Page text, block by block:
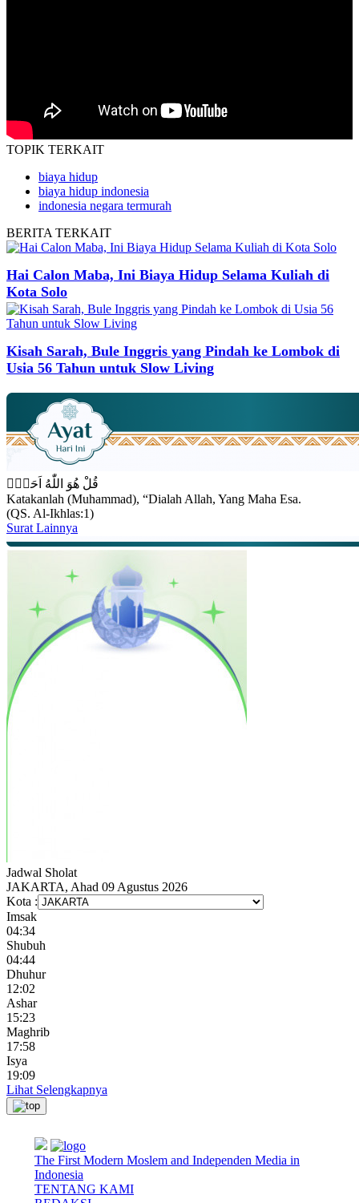
TOPIK TERKAIT
biaya hidup
biaya hidup indonesia
indonesia negara termurah
BERITA TERKAIT
Hai Calon Maba, Ini Biaya Hidup Selama Kuliah di
Kota Solo
Kisah Sarah, Bule Inggris yang Pindah ke Lombok di
Usia 56 Tahun untuk Slow Living
قُلْ هُوَ اللّٰهُ اَحَدٌۚ
Katakanlah (Muhammad), “Dialah Allah, Yang Maha Esa.
(QS. Al-Ikhlas:1)
Surat Lainnya
Jadwal Sholat
JAKARTA, Ahad 09 Agustus 2026
Kota :
Imsak
04:34
Shubuh
04:44
Dhuhur
12:02
Ashar
15:23
Maghrib
17:58
Isya
19:09
Lihat Selengkapnya
The First Modern Moslem and Independen Media in
Indonesia
TENTANG KAMI